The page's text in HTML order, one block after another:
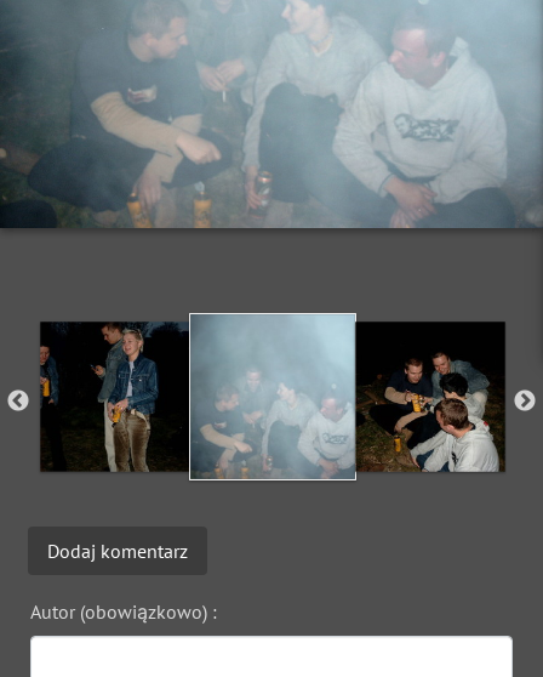
Dodaj komentarz
Autor (obowiązkowo) :